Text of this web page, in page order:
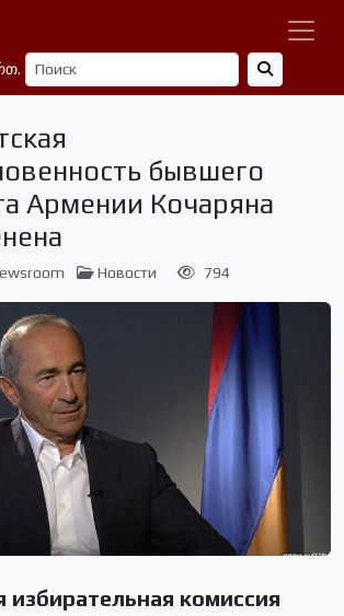
бывшего
Армении Кочаряна
Новости 794
избирательная комиссия